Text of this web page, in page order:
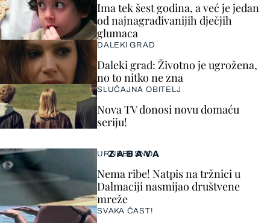
ZABAVA
URNEBESNO
Nema ribe! Natpis na tržnici u
Dalmaciji nasmijao društvene
mreže
SVAKA ČAST!
Ima tek šest godina, a već je jedan
od najnagrađivanijih dječjih
glumaca
DALEKI GRAD
Daleki grad: Životno je ugrožena,
no to nitko ne zna
SLUČAJNA OBITELJ
Nova TV donosi novu domaću
seriju!